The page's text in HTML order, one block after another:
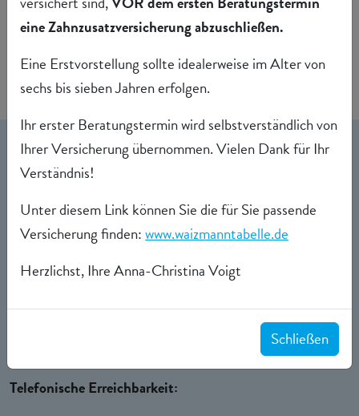
Tel. 040 / 41 49 72 72
praxis@kfo-am-grindel.de
Sprech- und Öffnungszeiten
Montag
8:30 bis 12:00 und 13:30 bis 18:00
Telefonische Erreichbarkeit:
eine Zahnzusatzversicherung abzuschließen.
Eine Erstvorstellung sollte idealerweise im Alter von
sechs bis sieben Jahren erfolgen.
Ihr erster Beratungstermin wird selbstverständlich von
Ihrer Versicherung übernommen. Vielen Dank für Ihr
Verständnis!
Unter diesem Link können Sie die für Sie passende
Versicherung finden:www.waizmanntabelle.de
Herzlichst, Ihre Anna-Christina Voigt
Schließen